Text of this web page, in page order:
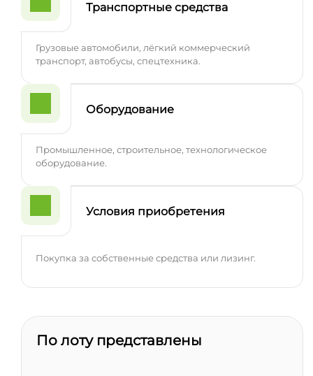
Транспортные средства
Грузовые автомобили, лёгкий коммерческий
транспорт, автобусы, спецтехника.
Оборудование
Промышленное, строительное, технологическое
оборудование.
Условия приобретения
Покупка за собственные средства или лизинг.
По лоту представлены